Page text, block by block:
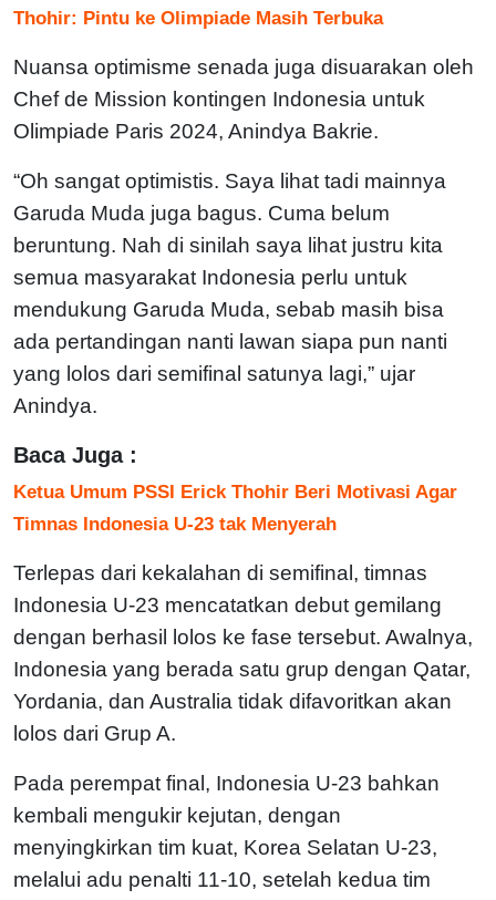
Thohir: Pintu ke Olimpiade Masih Terbuka
Nuansa optimisme senada juga disuarakan oleh
Chef de Mission kontingen Indonesia untuk
Olimpiade Paris 2024, Anindya Bakrie.
“Oh sangat optimistis. Saya lihat tadi mainnya
Garuda Muda juga bagus. Cuma belum
beruntung. Nah di sinilah saya lihat justru kita
semua masyarakat Indonesia perlu untuk
mendukung Garuda Muda, sebab masih bisa
ada pertandingan nanti lawan siapa pun nanti
yang lolos dari semifinal satunya lagi,” ujar
Anindya.
Baca Juga :
Ketua Umum PSSI Erick Thohir Beri Motivasi Agar
Timnas Indonesia U-23 tak Menyerah
Terlepas dari kekalahan di semifinal, timnas
Indonesia U-23 mencatatkan debut gemilang
dengan berhasil lolos ke fase tersebut. Awalnya,
Indonesia yang berada satu grup dengan Qatar,
Yordania, dan Australia tidak difavoritkan akan
lolos dari Grup A.
Pada perempat final, Indonesia U-23 bahkan
kembali mengukir kejutan, dengan
menyingkirkan tim kuat, Korea Selatan U-23,
melalui adu penalti 11-10, setelah kedua tim